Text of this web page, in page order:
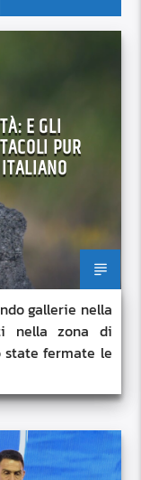
E GLI
PUR
gallerie nella
nella zona di
state fermate le